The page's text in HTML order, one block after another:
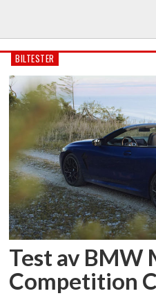
BILTESTER
Test av BMW
Competition